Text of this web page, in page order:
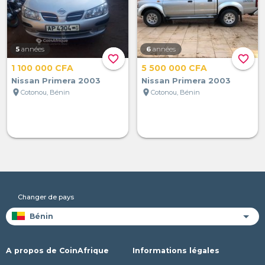
favorite_border
5 années
1 100 000 CFA
Nissan Primera 2003
location_on Cotonou, Bénin
favorite_border
6 années
5 500 000 CFA
Nissan Primera 2003
location_on Cotonou, Bénin
Changer de pays
A propos de CoinAfrique Informations légales